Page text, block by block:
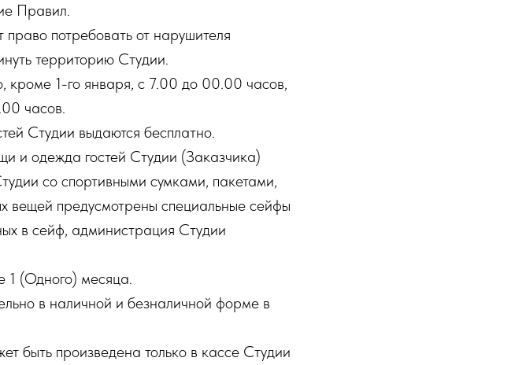
Правил.
потребовать от нарушителя
территорию Студии.
кроме 1-го января, с 7.00 до 00.00 часов,
часов.
Студии выдаются бесплатно.
и одежда гостей Студии (Заказчика)
со спортивными сумками, пакетами,
вещей предусмотрены специальные сейфы
в сейф, администрация Студии
1 (Одного) месяца.
в наличной и безналичной форме в
быть произведена только в кассе Студии